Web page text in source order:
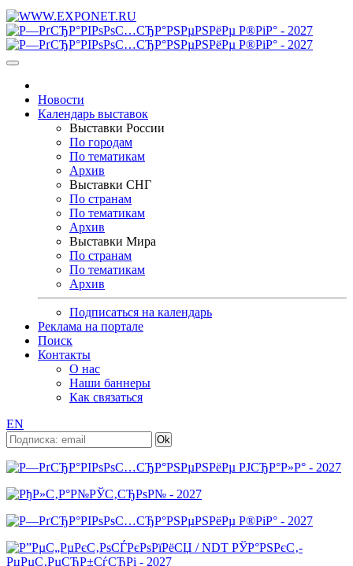
Новости
Календарь выставок
Выставки России
По городам
По тематикам
Архив
Выставки СНГ
По странам
По тематикам
Архив
Выставки Мира
По странам
По тематикам
Архив
Подписаться на календарь
Реклама на портале
Поиск
Контакты
О нас
Наши баннеры
Как связаться
EN